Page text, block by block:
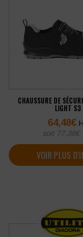
CHAUSSURE DE
LIGHT S3
64,48€
soit 77,38€
VOIR PLUS